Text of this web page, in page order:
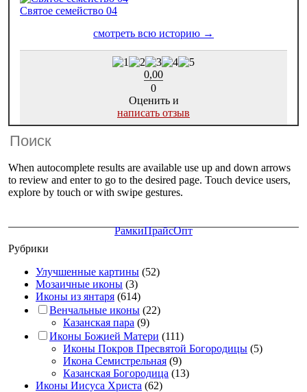
Святое семейство 04
0,00
0
Оценить и
написать отзыв
When autocomplete results are available use up and down arrows
to review and enter to go to the desired page. Touch device users,
explore by touch or with swipe gestures.
РамкиПрайсОпт
Рубрики
Улучшенные картины (52)
Мозаичные иконы (3)
Иконы из янтаря (614)
Венчальные иконы (22)
Казанская пара (9)
Иконы Божией Матери (111)
Иконы Покров Пресвятой Богородицы (5)
Икона Семистрельная (9)
Казанская Богородица (13)
Иконы Иисуса Христа (62)